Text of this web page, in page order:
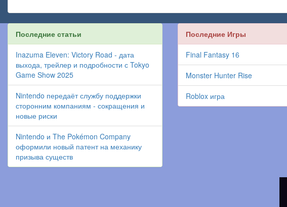
Последние статьи
Inazuma Eleven: Victory Road - дата
выхода, трейлер и подробности с Tokyo
Game Show 2025
Nintendo передаёт службу поддержки
сторонним компаниям - сокращения и
новые риски
Nintendo и The Pokémon Company
оформили новый патент на механику
призыва существ
Последние Игры
Final Fantasy 16
Monster Hunter Rise
Roblox игра